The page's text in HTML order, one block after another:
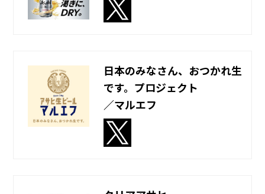
日本のみなさん、おつかれ生
です。プロジェクト
／マルエフ